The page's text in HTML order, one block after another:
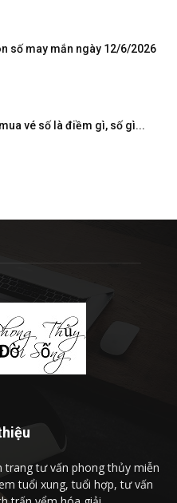
số may mắn ngày 12/6/2026
vé số là điềm gì, số gì...
trang tư vấn phong thủy miễn
tuổi xung, tuổi hợp, tư vấn